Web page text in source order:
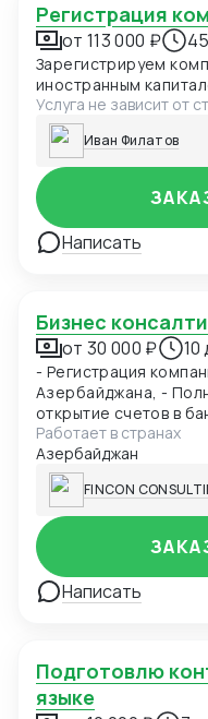
Регистрация
от 113 000 ₽
Зарегистрируем
иностранным
Услуга не зависит от
Иван Филатов
Написать
Бизнес
от 30 000 ₽ 10
- Регистрация
Азербайджана, -
открытие счетов в банках, - Помощь в
подаче документов
Содействие при
Азербайджане -
(1С), - Ведение ВЭД
Помощь в
при посреднических сделках. -
Работает в странах
Азербайджан
FINCON
Написать
Подготовлю контракт на английском
языке